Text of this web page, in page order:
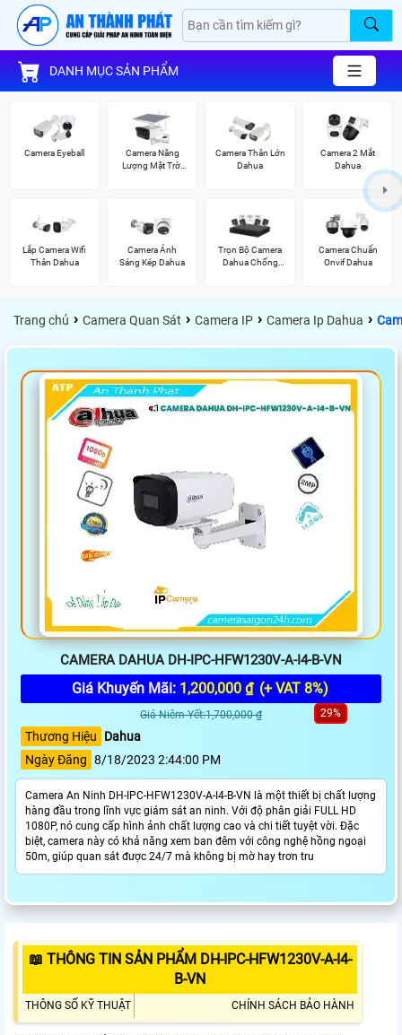
DANH MỤC SẢN PHẨM
Camera Eyeball
Camera Năng
Lượng Mặt Trời
Camera Thân Lớn
Dahua
Camera 2 Mắt
Dahua
Lắp Camera Wifi
Thân Dahua
Camera Ánh
Sáng Kép Dahua
Trọn Bộ Camera
Dahua Chống
Camera Chuẩn
Onvif Dahua
Trang chủ › Camera Quan Sát › Camera IP › Camera Ip Dahua ›
CAMERA DAHUA DH-IPC-HFW1230V-A-I4-B-VN
Giá Khuyến Mãi: 1,200,000 ₫ (+ VAT 8%)
Giá Niêm Yết:1,700,000 ₫ 29%
Thương Hiệu
Dahua
Ngày Đăng 8/18/2023 2:44:00 PM
Camera An Ninh DH-IPC-HFW1230V-A-I4-B-VN là một thiết bị chất lượng
hàng đầu trong lĩnh vực giám sát an ninh. Với độ phân giải FULL HD
1080P, nó cung cấp hình ảnh chất lượng cao và chi tiết tuyệt vời. Đặc
biệt, camera này có khả năng xem ban đêm với công nghệ hồng ngoại
50m, giúp quan sát được 24/7 mà không bị mờ hay trơn tru
📖 THÔNG TIN SẢN PHẨM DH-IPC-HFW1230V-A-I4-
B-VN
THÔNG SỐ KỸ THUẬT CHÍNH SÁCH BẢO HÀNH